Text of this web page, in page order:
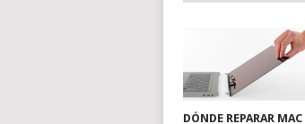
DÓNDE REPARAR MAC